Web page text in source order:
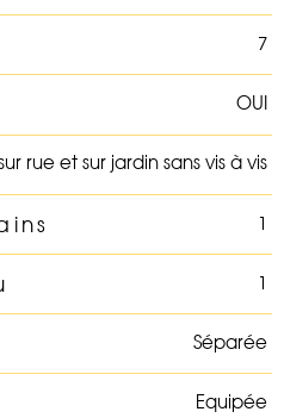
7
OUI
rue et sur jardin sans vis à vis
1
1
Séparée
Equipée